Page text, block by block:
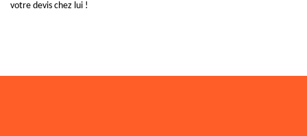
votre devis chez lui !